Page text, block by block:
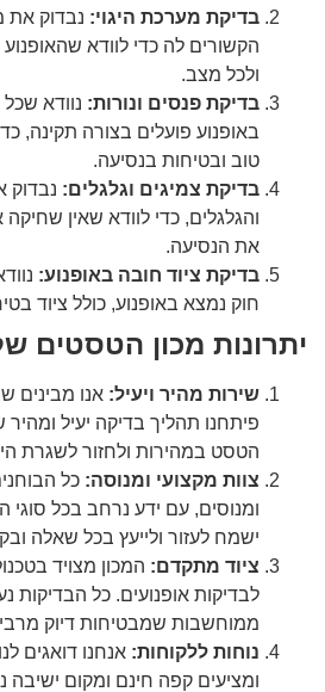
בדיקת מערכת היגוי: נבדוק את
הקשורים לה כדי לוודא שהאופנוע
ולכל מצב.
בדיקת פנסים ונורות: נוודא
באופנוע פועלים בצורה תקינה,
טוב ובטיחות בנסיעה.
בדיקת צמיגים וגלגלים: נבדוק
והגלגלים, כדי לוודא שאין
את הנסיעה.
בדיקת ציוד חובה באופנוע:
חוק נמצא באופנוע, כולל ציוד
יתרונות מכון הטסטים
שירות מהיר ויעיל: אנו מבינים
פיתחנו תהליך בדיקה יעיל
הטסט במהירות ולחזור לשגרת
צוות מקצועי ומנוסה: כל
ומנוסים, עם ידע נרחב בכל סוגי
ישמח לעזור ולייעץ בכל שאלה
ציוד מתקדם: המכון מצויד
לבדיקות אופנועים. כל
ממוחשבות שמבטיחות דיוק מרבי
נוחות ללקוחות: אנחנו דואגים
ומציעים קפה חינם ומקום